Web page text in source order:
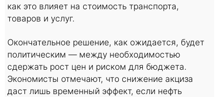
как это влияет на стоимость транспорта,
товаров и услуг.
Окончательное решение, как ожидается, будет
политическим — между необходимостью
сдержать рост цен и риском для бюджета.
Экономисты отмечают, что снижение акциза
даст лишь временный эффект, если нефть